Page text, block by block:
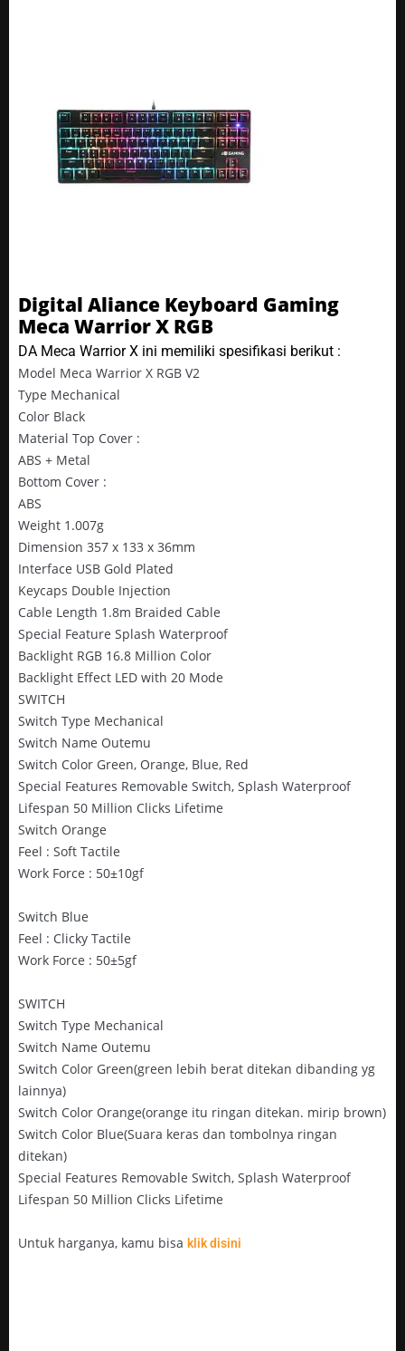
Digital Aliance Keyboard Gaming
Meca Warrior X RGB
DA Meca Warrior X ini memiliki spesifikasi berikut :
Model Meca Warrior X RGB V2
Type Mechanical
Color Black
Material Top Cover :
ABS + Metal
Bottom Cover :
ABS
Weight 1.007g
Dimension 357 x 133 x 36mm
Interface USB Gold Plated
Keycaps Double Injection
Cable Length 1.8m Braided Cable
Special Feature Splash Waterproof
Backlight RGB 16.8 Million Color
Backlight Effect LED with 20 Mode
SWITCH
Switch Type Mechanical
Switch Name Outemu
Switch Color Green, Orange, Blue, Red
Special Features Removable Switch, Splash Waterproof
Lifespan 50 Million Clicks Lifetime
Switch Orange
Feel : Soft Tactile
Work Force : 50±10gf
Switch Blue
Feel : Clicky Tactile
Work Force : 50±5gf
SWITCH
Switch Type Mechanical
Switch Name Outemu
Switch Color Green(green lebih berat ditekan dibanding yg
lainnya)
Switch Color Orange(orange itu ringan ditekan. mirip brown)
Switch Color Blue(Suara keras dan tombolnya ringan
ditekan)
Special Features Removable Switch, Splash Waterproof
Lifespan 50 Million Clicks Lifetime
Untuk harganya, kamu bisa klik disini